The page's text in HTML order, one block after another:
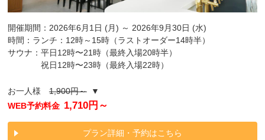
開催期間：2026年6月1日 (月) ～ 2026年9月30日 (水)
時間：ランチ：12時～15時（ラストオーダー14時半）
サウナ：平日12時〜21時（最終入場20時半）
祝日12時〜23時（最終入場22時）
お一人様1,900円～▼
WEB予約料金 1,710円～
プラン詳細・予約はこちら